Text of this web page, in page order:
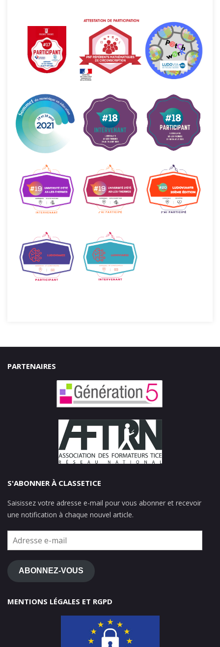
PARTENAIRES
S'ABONNER À CLASSETICE
Saisissez votre adresse e-mail pour vous abonner et recevoir
une notification à chaque nouvel article.
Adresse
mail
ABONNEZ-VOUS
MENTIONS LÉGALES ET RGPD